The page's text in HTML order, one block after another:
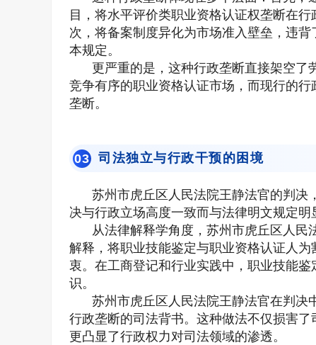
目，将水平评价类职业资格认证权垄断在
次，将备案制度异化为市场准入壁垒，违
本规定。
更严重的是，这种行政垄断直接架空了
竞争有序的职业资格认证市场，而现行的
垄断。
03 司法独立与行政干预的困境
苏州市虎丘区人民法院王静法官的判决
决与行政立场高度一致而与法律明文规定明
从法律解释学角度，苏州市虎丘区人民
解释，将职业技能鉴定与职业资格认证人
衷。在工商登记和行业实践中，职业技能
识。
苏州市虎丘区人民法院王静法官在判决
行政垄断的司法背书。这种做法不仅损害
更凸显了行政权力对司法领域的渗透。